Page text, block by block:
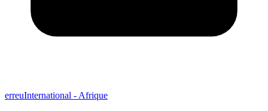
erreuInternational - Afrique